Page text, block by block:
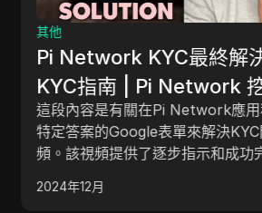
其他
Pi Network KYC最終解
KYC指南 | Pi Network
這段內容是有關在Pi Network應
特定答案的Google表單來解決
頻。該視頻提供了逐步指示和成功
2024年12月